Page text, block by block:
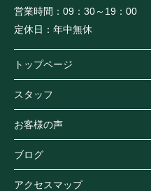
営業時間： 09：30～19：00
定休日： 年中無休
トップページ
スタッフ
お客様の声
ブログ
アクセスマップ